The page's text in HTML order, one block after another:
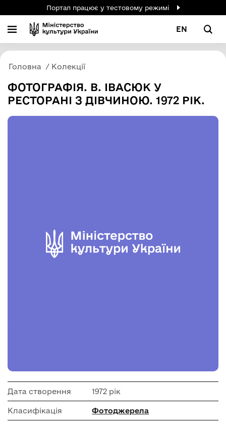
Портал працює у тестовому режимі
EN
Головна Колекції
ФОТОГРАФІЯ. В. ІВАСЮК У
РЕСТОРАНІ З ДІВЧИНОЮ. 1972 РІК.
Дата створення 1972 рік
Класифікація Фотоджерела